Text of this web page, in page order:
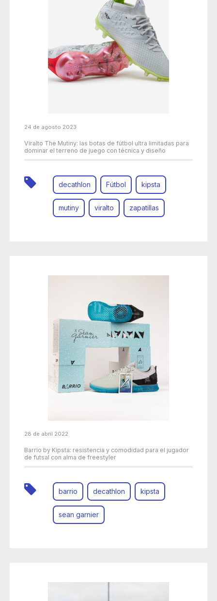
24 de agosto 2023
Viralto The Mutiny: las botas de fútbol ultra limitadas para
dominar el terreno de juego con técnica y diseño
decathlon Fútbol kipsta
mutiny viralto zapatillas
28 de abril 2022
Barrio by Kipsta: resistencia y comodidad para el jugador
de futsal con alma de freestyler
barrio decathlon kipsta
sean garnier